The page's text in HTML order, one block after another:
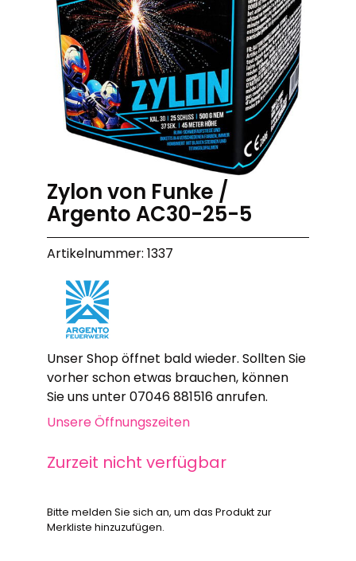
Zylon von Funke /
Argento AC30-25-5
Artikelnummer: 1337
Unser Shop öffnet bald wieder. Sollten Sie
vorher schon etwas brauchen, können
Sie uns unter 07046 881516 anrufen.
Unsere Öffnungszeiten
Zurzeit nicht verfügbar
Bitte melden Sie sich an, um das Produkt zur
Merkliste hinzuzufügen.